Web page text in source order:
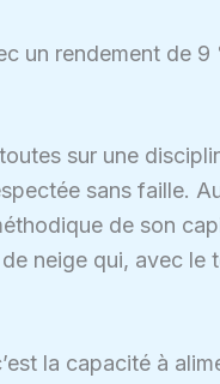
un rendement de
sur une
sans faille.
de son
neige qui, avec le
la capacité à